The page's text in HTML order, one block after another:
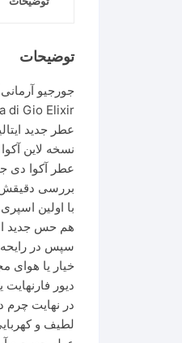
توضیحات
جورجیو
di Gio Elixir
نسخه لاین
بررسی دقیقش
با اولین
هم حس جدید
سپس در رایحه
خیار یا هوای
دیور
در نهایت چرم
لطیف و